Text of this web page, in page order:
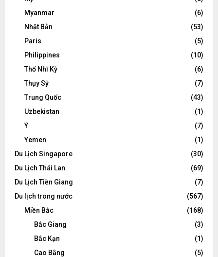
Myanmar
(6)
Nhật Bản
(53)
Paris
(5)
Philippines
(10)
Thổ Nhĩ Kỳ
(6)
Thụy Sỹ
(7)
Trung Quốc
(43)
Uzbekistan
(1)
Ý
(7)
Yemen
(1)
Du Lịch Singapore
(30)
Du Lịch Thái Lan
(69)
Du Lịch Tiền Giang
(7)
Du lịch trong nước
(567)
Miền Bắc
(168)
Bắc Giang
(3)
Bắc Kạn
(1)
Cao Bằng
(5)